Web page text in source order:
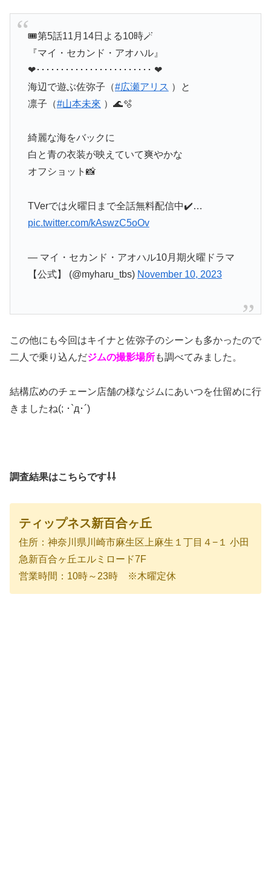
🎟️第5話11月14日よる10時🪄
『マイ・セカンド・アオハル』
❤︎････････････････････････ ❤︎
海辺で遊ぶ佐弥子（#広瀬アリス ）と
凛子（#山本未來 ）🌊🫧
綺麗な海をバックに
白と青の衣装が映えていて爽やかな
オフショット📸
TVerでは火曜日まで全話無料配信中✔️…
pic.twitter.com/kAswzC5oOv
— マイ・セカンド・アオハル10月期火曜ドラマ
【公式】 (@myharu_tbs) November 10, 2023
この他にも今回はキイナと佐弥子のシーンも多かったので
二人で乗り込んだジムの撮影場所も調べてみました。
結構広めのチェーン店舗の様なジムにあいつを仕留めに行
きましたね(; ･`д･´)
調査結果はこちらです⇩⇩
ティップネス新百合ヶ丘
住所：神奈川県川崎市麻生区上麻生１丁目４−１ 小田
急新百合ヶ丘エルミロード7F
営業時間：10時～23時 ※木曜定休